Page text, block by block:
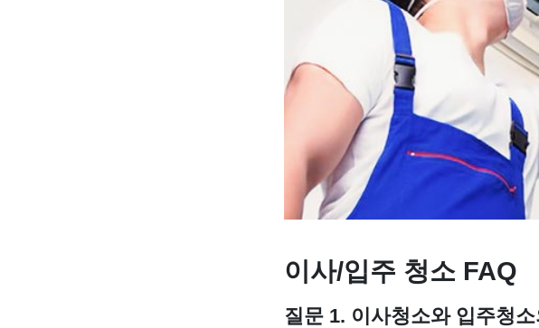
이사/입주 청소 FAQ
질문 1. 이사청소와 입주청